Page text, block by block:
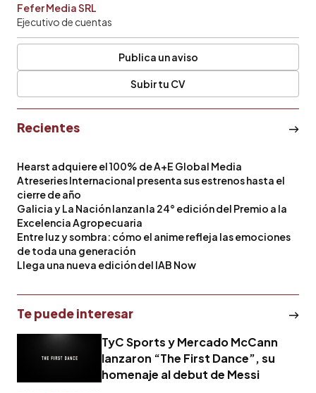
Fefer Media SRL
Ejecutivo de cuentas
Publica un aviso
Subir tu CV
Recientes
Hearst adquiere el 100% de A+E Global Media
Atreseries Internacional presenta sus estrenos hasta el
cierre de año
Galicia y La Nación lanzan la 24° edición del Premio a la
Excelencia Agropecuaria
Entre luz y sombra: cómo el anime refleja las emociones
de toda una generación
Llega una nueva edición del IAB Now
Te puede interesar
TyC Sports y Mercado McCann
lanzaron “The First Dance”, su
homenaje al debut de Messi